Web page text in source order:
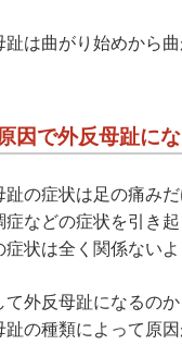
趾は曲がり始めから
因で外反母趾にな
趾の症状は足の痛み
症などの症状を引き
症状は全く関係ない
て外反母趾になるのか
趾の種類によって原因